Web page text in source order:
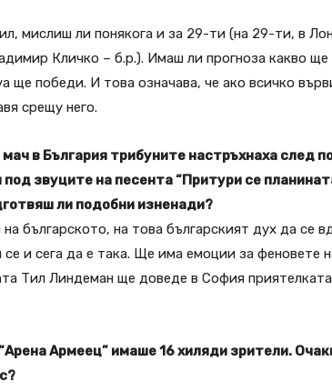
мислиш ли понякога и за 29-ти (на 29-ти, в
Кличко – б.р.). Имаш ли прогноза какво ще
победи. И това означава, че ако всичко
срещу него.
в България трибуните настръхнаха след
под звуците на песента “Притури се
ли подобни изненади?
българското, на това българският дух да се
и сега да е така. Ще има емоции за феновете
Тил Линдеман ще доведе в София
Армеец” имаше 16 хиляди зрители.